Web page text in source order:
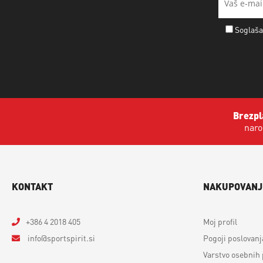
KONTAKT
+386 4 2018 405
info
sportspirit.si
Moj profil
Pogoji
Varstvo osebnih